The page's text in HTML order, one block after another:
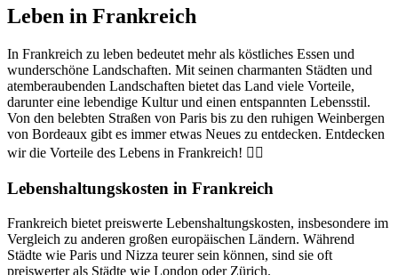
Leben in Frankreich
In Frankreich zu leben bedeutet mehr als köstliches Essen und
wunderschöne Landschaften. Mit seinen charmanten Städten und
atemberaubenden Landschaften bietet das Land viele Vorteile,
darunter eine lebendige Kultur und einen entspannten Lebensstil.
Von den belebten Straßen von Paris bis zu den ruhigen Weinbergen
von Bordeaux gibt es immer etwas Neues zu entdecken. Entdecken
wir die Vorteile des Lebens in Frankreich! 🕵️‍♀️
Lebenshaltungskosten in Frankreich
Frankreich bietet preiswerte Lebenshaltungskosten, insbesondere im
Vergleich zu anderen großen europäischen Ländern. Während
Städte wie Paris und Nizza teurer sein können, sind sie oft
preiswerter als Städte wie London oder Zürich.